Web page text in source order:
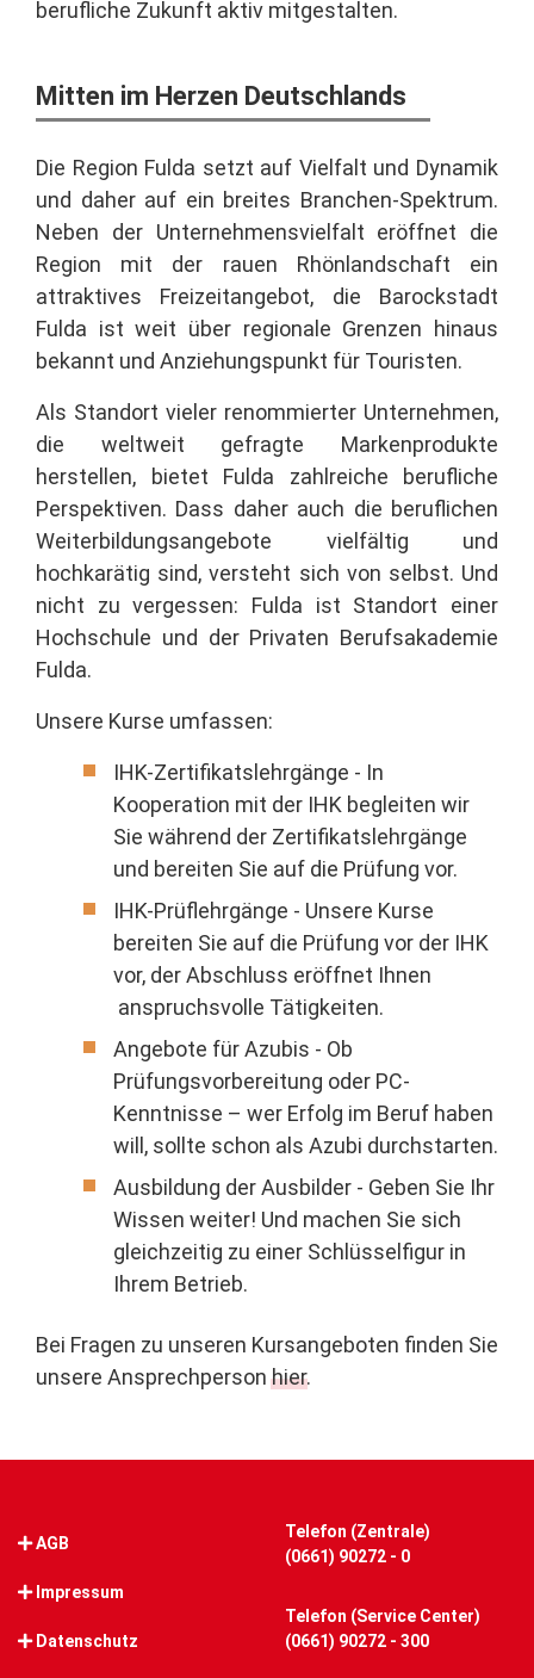
berufliche Zukunft aktiv mitgestalten.
Mitten im Herzen Deutschlands
Die Region Fulda setzt auf Vielfalt und Dynamik
und daher auf ein breites Branchen-Spektrum.
Neben der Unternehmensvielfalt eröffnet die
Region mit der rauen Rhönlandschaft ein
attraktives Freizeitangebot, die Barockstadt
Fulda ist weit über regionale Grenzen hinaus
bekannt und Anziehungspunkt für Touristen.
Als Standort vieler renommierter Unternehmen,
die weltweit gefragte Markenprodukte
herstellen, bietet Fulda zahlreiche berufliche
Perspektiven. Dass daher auch die beruflichen
Weiterbildungsangebote vielfältig und
hochkarätig sind, versteht sich von selbst. Und
nicht zu vergessen: Fulda ist Standort einer
Hochschule und der Privaten Berufsakademie
Fulda.
Unsere Kurse umfassen:
IHK-Zertifikatslehrgänge - In
Kooperation mit der IHK begleiten wir
Sie während der Zertifikatslehrgänge
und bereiten Sie auf die Prüfung vor.
IHK-Prüflehrgänge - Unsere Kurse
bereiten Sie auf die Prüfung vor der IHK
vor, der Abschluss eröffnet Ihnen
anspruchsvolle Tätigkeiten.
Angebote für Azubis - Ob
Prüfungsvorbereitung oder PC-
Kenntnisse – wer Erfolg im Beruf haben
will, sollte schon als Azubi durchstarten.
Ausbildung der Ausbilder - Geben Sie Ihr
Wissen weiter! Und machen Sie sich
gleichzeitig zu einer Schlüsselfigur in
Ihrem Betrieb.
Bei Fragen zu unseren Kursangeboten finden Sie
unsere Ansprechpersonhier.
AGB
Impressum
Datenschutz
Telefon (Zentrale)
(0661) 90272 - 0
Telefon (Service Center)
(0661) 90272 - 300